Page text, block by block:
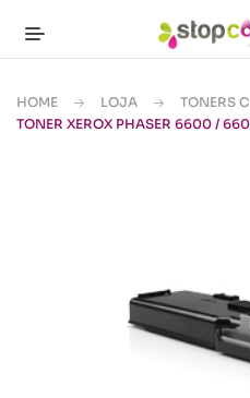
HOME LOJA TONERS
TONER XEROX PHASER 6600 /